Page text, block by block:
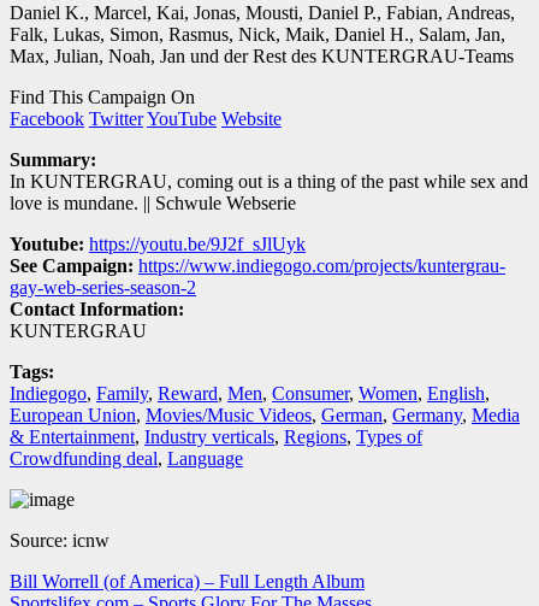
Daniel K., Marcel, Kai, Jonas, Mousti, Daniel P., Fabian, Andreas,
Falk, Lukas, Simon, Rasmus, Nick, Maik, Daniel H., Salam, Jan,
Max, Julian, Noah, Jan und der Rest des KUNTERGRAU-Teams
Find This Campaign On
Facebook TwitterYouTube Website
Summary:
In KUNTERGRAU, coming out is a thing of the past while sex and
love is mundane. || Schwule Webserie
Youtube: https://youtu.be/9J2f_sJlUyk
See Campaign: https://www.indiegogo.com/projects/kuntergrau-
gay-web-series-season-2
Contact Information:
KUNTERGRAU
Tags:
Indiegogo, Family, Reward, Men, Consumer, Women, English,
European Union, Movies/Music Videos, German, Germany, Media
& Entertainment, Industry verticals, Regions, Types of
Crowdfunding deal, Language
Source: icnw
Navegación
Bill Worrell (of America) – Full Length Album